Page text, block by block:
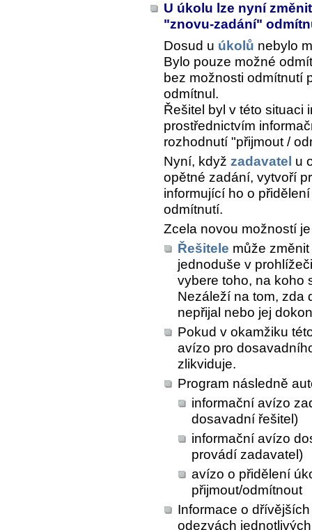
U úkolu lze nyní
"znovu-zadání"
Dosud u úkolů nebylo
Bylo pouze možné
bez možnosti odmítnutí
odmítnul.
Řešitel byl v této situaci
prostřednictvím
rozhodnutí "přijmout /
Nyní, když zadavatel u
opětné zadání, vytvoří
informující ho o
odmítnutí.
Zcela novou možností
Řešitele může
jednoduše v
vybere toho, na koho
Nezáleží na tom, zda
nepřijal nebo jej
Pokud v okamžiku
avízo pro
zlikviduje.
Program následně
informační avízo
dosavadní řešitel)
informační avízo
provádí zadavatel)
avízo o přidělení
přijmout/odmítnout
Informace o
odezvách